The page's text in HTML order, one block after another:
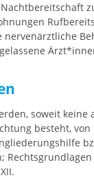
nervenärztliche
soweit keine
besteht,
Rechtsgrundlagen